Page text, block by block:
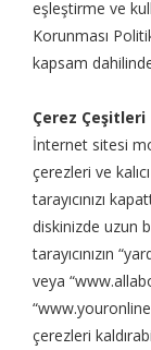
eşleştirme ve
Korunması
kapsam
Çerez Çeşitleri
İnternet sitesi
çerezleri ve
tarayıcınızı
diskinizde uzun
tarayıcınızın
veya
çerezleri